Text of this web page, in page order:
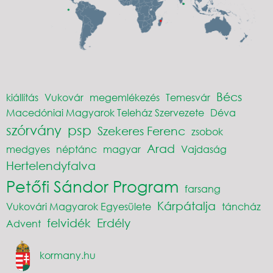
kiállítás Vukovár megemlékezés Temesvár Bécs
Macedóniai Magyarok Teleház Szervezete Déva
szórvány psp Szekeres Ferenc zsobok
medgyes néptánc magyar Arad Vajdaság
Hertelendyfalva
Petőfi Sándor Program farsang
Vukovári Magyarok Egyesülete Kárpátalja táncház
Advent felvidék Erdély
kormany.hu